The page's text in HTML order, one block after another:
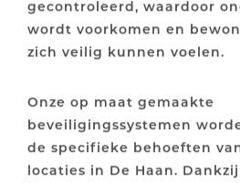
gecontroleerd, waardoor
wordt voorkomen en
zich veilig kunnen voelen.
Onze op maat gemaakte
beveiligingssystemen
de specifieke behoeften
locaties in De Haan.